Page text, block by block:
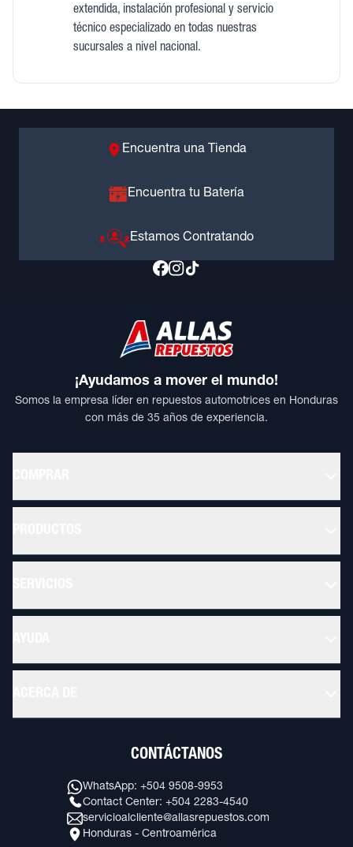
extendida, instalación profesional y servicio
técnico especializado en todas nuestras
sucursales a nivel nacional.
Encuentra una Tienda
Encuentra tu Batería
Estamos Contratando
¡Ayudamos a mover el mundo!
Somos la empresa líder en repuestos automotrices en Honduras
con más de 35 años de experiencia.
CONTÁCTANOS
WhatsApp: +504 9508-9953
Contact Center: +504 2283-4540
servicioalcliente@allasrepuestos.com
Honduras - Centroamérica